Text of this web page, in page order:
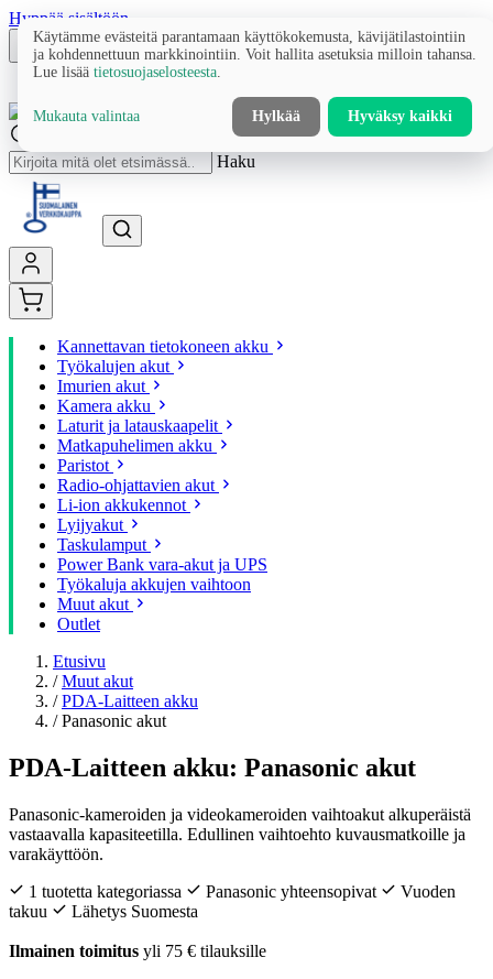
Hyppää sisältöön
Haku
Kannettavan tietokoneen akku
Työkalujen akut
Imurien akut
Kamera akku
Laturit ja latauskaapelit
Matkapuhelimen akku
Paristot
Radio-ohjattavien akut
Li-ion akkukennot
Lyijyakut
Taskulamput
Power Bank vara-akut ja UPS
Työkaluja akkujen vaihtoon
Muut akut
Outlet
Etusivu
/ Muut akut
/ PDA-Laitteen akku
/ Panasonic akut
PDA-Laitteen akku: Panasonic akut
Panasonic-kameroiden ja videokameroiden vaihtoakut alkuperäistä
vastaavalla kapasiteetilla. Edullinen vaihtoehto kuvausmatkoille ja
varakäyttöön.
1 tuotetta kategoriassa
Panasonic yhteensopivat
Vuoden
takuu
Lähetys Suomesta
Ilmainen toimitus yli 75 € tilauksille
Käytämme evästeitä parantamaan käyttökokemusta, kävijätilastointiin
ja kohdennettuun markkinointiin. Voit hallita asetuksia milloin tahansa.
Lue lisää tietosuojaselosteesta
Mukauta valintaa Hylkää Hyväksy kaikki